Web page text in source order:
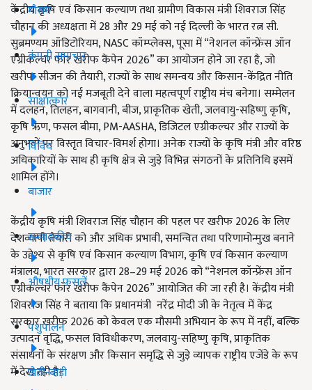
मौसम
कंपनी समाचार
साक्षात्कार
विविध
बाजार
सम्पादकीय
औषधीय फसलें
पशुपालन
खेती-बाड़ी
केंद्रीय कृषि एवं किसान कल्याण तथा ग्रामीण विकास मंत्री शिवराज सिंह
चौहान की अध्यक्षता में 28 और 29 मई को नई दिल्ली के भारत रत्न सी.
सुब्रमण्यम ऑडिटोरियम, NASC कॉम्प्लेक्स, पूसा में “नेशनल कॉन्फ्रेंस ऑन
एग्रीकल्चर फॉर खरीफ कैंपेन 2026” का आयोजन होने जा रहा है, जो
खरीफ सीजन की तैयारी, राज्यों के साथ समन्वय और किसान-केंद्रित नीति
क्रियान्वयन को नई मजबूती देने वाला महत्वपूर्ण राष्ट्रीय मंच बनेगा। सम्मेलन
में दलहन, तिलहन, बागवानी, बीज, प्राकृतिक खेती, जलवायु-सहिष्णु कृषि,
कृषि ऋण, फसल बीमा, PM-AASHA, डिजिटल एग्रीकल्चर और राज्यों के
अनुभवों पर विस्तृत विचार-विमर्श होगा। अनेक राज्यों के कृषि मंत्री और वरिष्ठ
अधिकारियों के साथ ही कृषि क्षेत्र से जुड़े विभिन्न संगठनों के प्रतिनिधि इसमें
शामिल होंगे।
केंद्रीय कृषि मंत्री शिवराज सिंह चौहान की पहल पर खरीफ 2026 के लिए
देशव्यापी तैयारी को और अधिक प्रभावी, समन्वित तथा परिणामोन्मुख बनाने
के उद्देश्य से कृषि एवं किसान कल्याण विभाग, कृषि एवं किसान कल्याण
मंत्रालय, भारत सरकार द्वारा 28–29 मई 2026 को “नेशनल कॉन्फ्रेंस ऑन
एग्रीकल्चर फॉर खरीफ कैंपेन 2026” आयोजित की जा रही है। केंद्रीय मंत्री
शिवराज सिंह ने बताया कि प्रधानमंत्री नरेंद्र मोदी जी के नेतृत्व में केंद्र
सरकार खरीफ 2026 को केवल एक मौसमी अभियान के रूप में नहीं, बल्कि
उत्पादन वृद्धि, फसल विविधीकरण, जलवायु-सहिष्णु कृषि, प्राकृतिक
संसाधनों के संरक्षण और किसान समृद्धि से जुड़े व्यापक राष्ट्रीय एजेंडे के रूप
में देख रही है।